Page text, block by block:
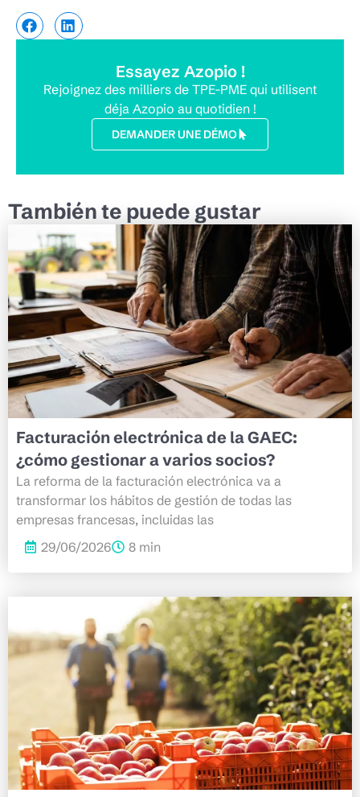
Essayez Azopio !
Rejoignez des milliers de TPE-PME qui utilisent
déja Azopio au quotidien !
DEMANDER UNE DÉMO
También te puede gustar
Facturación electrónica de la GAEC:
¿cómo gestionar a varios socios?
La reforma de la facturación electrónica va a
transformar los hábitos de gestión de todas las
empresas francesas, incluidas las
29/06/2026
8 min